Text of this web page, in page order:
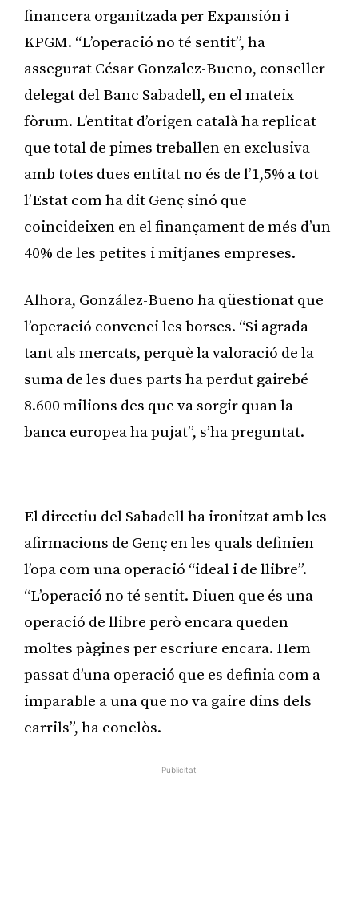
financera organitzada per Expansión i
KPGM. “L’operació no té sentit”, ha
assegurat César Gonzalez-Bueno, conseller
delegat del Banc Sabadell, en el mateix
fòrum. L’entitat d’origen català ha replicat
que total de pimes treballen en exclusiva
amb totes dues entitat no és de l’1,5% a tot
l’Estat com ha dit Genç sinó que
coincideixen en el finançament de més d’un
40% de les petites i mitjanes empreses.
Alhora, González-Bueno ha qüestionat que
l’operació convenci les borses. “Si agrada
tant als mercats, perquè la valoració de la
suma de les dues parts ha perdut gairebé
8.600 milions des que va sorgir quan la
banca europea ha pujat”, s’ha preguntat.
El directiu del Sabadell ha ironitzat amb les
afirmacions de Genç en les quals definien
l’opa com una operació “ideal i de llibre”.
“L’operació no té sentit. Diuen que és una
operació de llibre però encara queden
moltes pàgines per escriure encara. Hem
passat d’una operació que es definia com a
imparable a una que no va gaire dins dels
carrils”, ha conclòs.
Publicitat